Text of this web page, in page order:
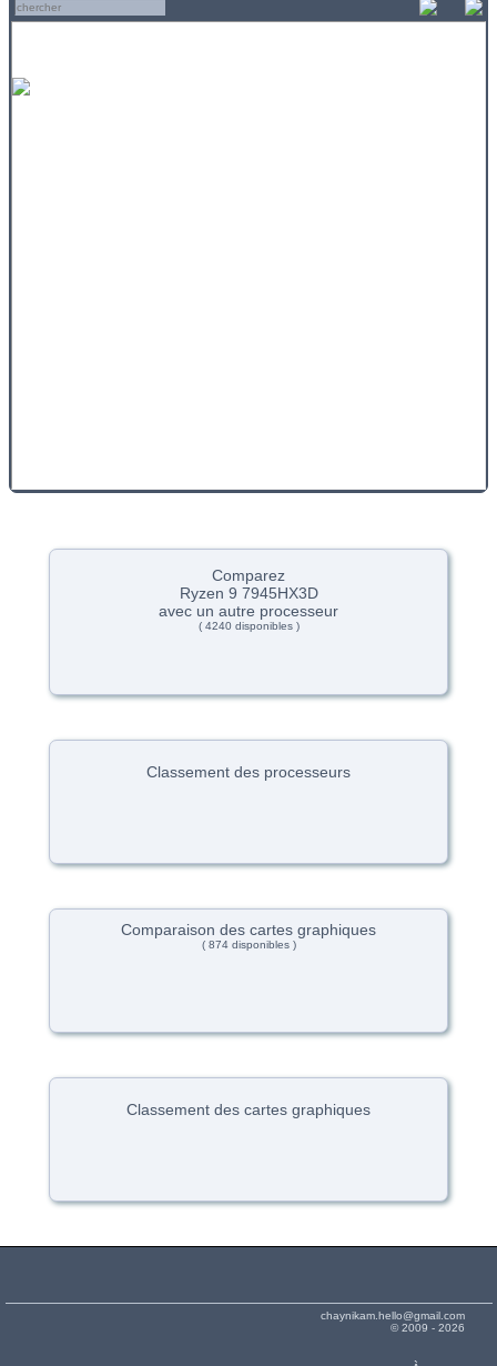
Comparez
Ryzen 9 7945HX3D
avec un autre processeur
( 4240 disponibles )
Classement des processeurs
Comparaison des cartes graphiques
( 874 disponibles )
Classement des cartes graphiques
chaynikam.hello@gmail.com
© 2009 - 2026